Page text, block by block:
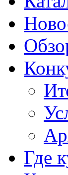
Где